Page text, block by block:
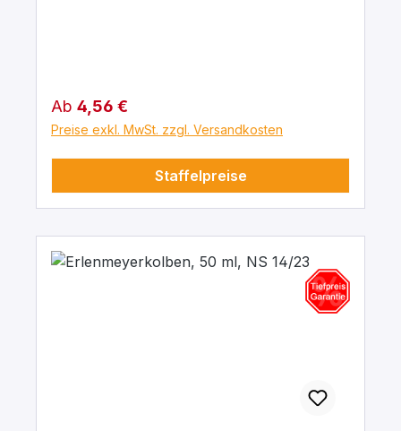
Regulärer Preis:
Ab 4,56 €
Preise exkl. MwSt. zzgl. Versandkosten
Staffelpreise